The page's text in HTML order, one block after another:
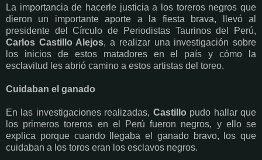
La importancia de hacerle justicia a los toreros negros que
dieron un importante aporte a la fiesta brava, llevó al
presidente del Círculo de Periodistas Taurinos del Perú,
Carlos Castillo Alejos, a realizar una investigación sobre
los inicios de estos matadores en el país y cómo la
esclavitud les abrió camino a estos artistas del toreo.
Cuidaban el ganado
En las investigaciones realizadas, Castillo pudo hallar que
los primeros toreros en el Perú fueron negros, y ello se
explica porque cuando llegaba el ganado bravo, los que
cuidaban a los toros eran los esclavos negros.